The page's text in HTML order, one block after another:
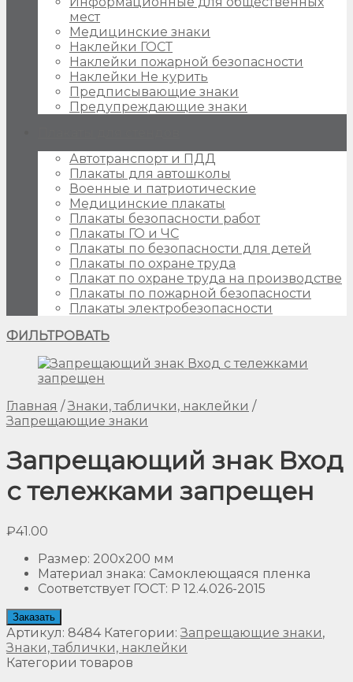
мест
Медицинские знаки
Наклейки ГОСТ
Наклейки пожарной безопасности
Наклейки Не курить
Предписывающие знаки
Предупреждающие знаки
Автотранспорт и ПДД
Плакаты для автошколы
Военные и патриотические
Медицинские плакаты
Плакаты безопасности работ
Плакаты ГО и ЧС
Плакаты по безопасности для детей
Плакаты по охране труда
Плакат по охране труда на производстве
Плакаты по пожарной безопасности
Плакаты электробезопасности
ФИЛЬТРОВАТЬ
Главная / Знаки, таблички, наклейки /
Запрещающие знаки
Запрещающий знак Вход
с тележками запрещен
₽41.00
Размер: 200x200 мм
Материал знака: Самоклеющаяся пленка
Соответствует ГОСТ: Р 12.4.026-2015
Заказать
Артикул: 8484 Категории:Запрещающие знаки,
Знаки, таблички, наклейки
Категории товаров